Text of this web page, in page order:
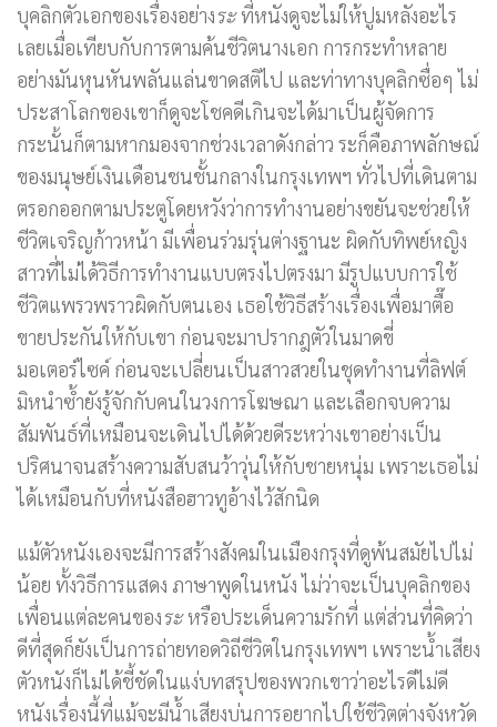
บุคลิกตัวเอกของเรื่องอย่างระที่หนังดูจะไม่ให้ปูมหลังอะไร
เลยเมื่อเทียบกับการตามค้นชีวิตนางเอก การกระทำหลาย
อย่างมันหุนหันพลันแล่นขาดสติไป และท่าทางบุคลิกซื่อๆ ไม่
ประสาโลกของเขาก็ดูจะโชคดีเกินจะได้มาเป็นผู้จัดการ
กระนั้นก็ตามหากมองจากช่วงเวลาดังกล่าว ระก็คือภาพลักษณ์
ของมนุษย์เงินเดือนชนชั้นกลางในกรุงเทพฯ ทั่วไปที่เดินตาม
ตรอกออกตามประตูโดยหวังว่าการทำงานอย่างขยันจะช่วยให้
ชีวิตเจริญก้าวหน้า มีเพื่อนร่วมรุ่นต่างฐานะ ผิดกับทิพย์หญิง
สาวที่ไม่ได้วิธีการทำงานแบบตรงไปตรงมา มีรูปแบบการใช้
ชีวิตแพรวพราวผิดกับตนเอง เธอใช้วิธีสร้างเรื่องเพื่อมาตื๊อ
ขายประกันให้กับเขา ก่อนจะมาปรากฎตัวในมาดขี่
มอเตอร์ไซค์ ก่อนจะเปลี่ยนเป็นสาวสวยในชุดทำงานที่ลิฟต์
มิหนำซ้ำยังรู้จักกับคนในวงการโฆษณา และเลือกจบความ
สัมพันธ์ที่เหมือนจะเดินไปได้ด้วยดีระหว่างเขาอย่างเป็น
ปริศนาจนสร้างความสับสนว้าวุ่นให้กับชายหนุ่ม เพราะเธอไม่
ได้เหมือนกับที่หนังสือฮาวทูอ้างไว้สักนิด
แม้ตัวหนังเองจะมีการสร้างสังคมในเมืองกรุงที่ดูพ้นสมัยไปไม่
น้อย ทั้งวิธีการแสดง ภาษาพูดในหนัง ไม่ว่าจะเป็นบุคลิกของ
เพื่อนแต่ละคนของระหรือประเด็นความรักที่ แต่ส่วนที่คิดว่า
ดีที่สุดก็ยังเป็นการถ่ายทอดวิถีชีวิตในกรุงเทพฯ เพราะน้ำเสียง
ตัวหนังก็ไม่ได้ชี้ชัดในแง่บทสรุปของพวกเขาว่าอะไรดีไม่ดี
หนังเรื่องนี้ที่แม้จะมีน้ำเสียงบ่นการอยากไปใช้ชีวิตต่างจังหวัด